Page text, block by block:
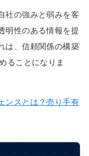
社の強みと弱みを客
明性のある情報を提
は、信頼関係の構築
ることになりま
ンスとは？売り手有